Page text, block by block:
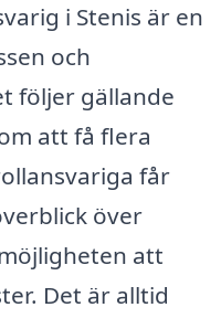
i Stenis är en
och
följer gällande
att få flera
får
över
att
Det är alltid